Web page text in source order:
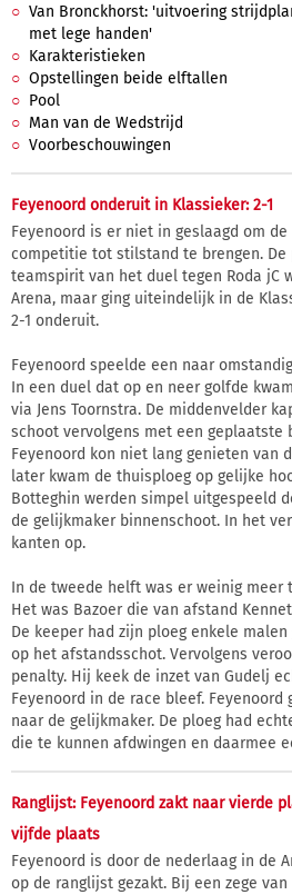
Van Bronckhorst: 'uitvoering
met lege handen'
Karakteristieken
Opstellingen beide elftallen
Pool
Man van de Wedstrijd
Voorbeschouwingen
Feyenoord onderuit in Klassieker: 2-1
Feyenoord is er niet in geslaagd om
competitie tot stilstand te brengen. De
teamspirit van het duel tegen Roda jC
Arena, maar ging uiteindelijk in de
2-1 onderuit.
Feyenoord speelde een naar
In een duel dat op en neer golfde
via Jens Toornstra. De middenvelder
schoot vervolgens met een geplaatste
Feyenoord kon niet lang genieten van
later kwam de thuisploeg op gelijke
Botteghin werden simpel uitgespeeld
de gelijkmaker binnenschoot. In het
kanten op.
In de tweede helft was er weinig meer
Het was Bazoer die van afstand
De keeper had zijn ploeg enkele
op het afstandsschot. Vervolgens
penalty. Hij keek de inzet van Gudelj
Feyenoord in de race bleef.
naar de gelijkmaker. De ploeg had
die te kunnen afdwingen en daarmee
Ranglijst: Feyenoord zakt naar vierde
vijfde plaats
Feyenoord is door de nederlaag in de
op de ranglijst gezakt. Bij een zege